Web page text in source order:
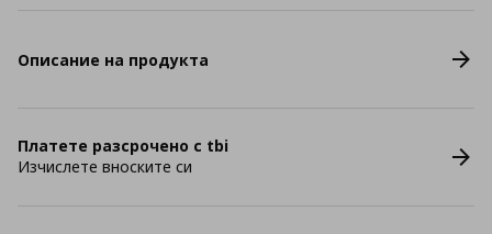
Описание на продукта
Платете разсрочено с tbi
Изчислете вноските си